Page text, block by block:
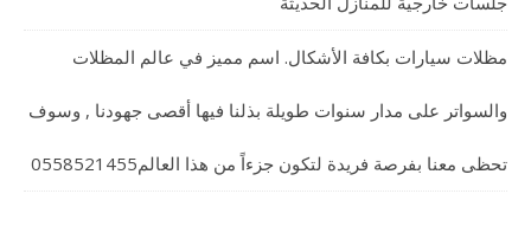
مظلات سيارات بكافة الأشكال. اسم مميز في عالم المظلات
والسواتر على مدار سنوات طويلة بذلنا فيها أقصى جهودنا , وسوف
تحظى معنا بفرصة فريدة لتكون جزءاً من هذا العالم0558521455